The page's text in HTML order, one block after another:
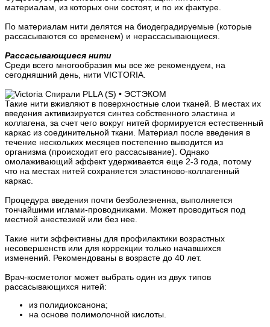
материалам, из которых они состоят, и по их фактуре.
По материалам нити делятся на биодеградируемые (которые
рассасываются со временем) и нерассасывающиеся.
Рассасывающиеся нити
Среди всего многообразия мы все же рекомендуем, на
сегодняшний день, нити VICTORIA.
Такие нити вживляют в поверхностные слои тканей. В местах их
введения активизируется синтез собственного эластина и
коллагена, за счет чего вокруг нитей формируется естественный
каркас из соединительной ткани. Материал после введения в
течение нескольких месяцев постепенно выводится из
организма (происходит его рассасывание). Однако
омолаживающий эффект удерживается еще 2-3 года, потому
что на местах нитей сохраняется эластиново-коллагенный
каркас.
Процедура введения почти безболезненна, выполняется
тончайшими иглами-проводниками. Может проводиться под
местной анестезией или без нее.
Такие нити эффективны для профилактики возрастных
несовершенств или для коррекции только начавшихся
изменений. Рекомендованы в возрасте до 40 лет.
Врач-косметолог может выбрать один из двух типов
рассасывающихся нитей:
из полидиоксанона;
на основе полимолочной кислоты.